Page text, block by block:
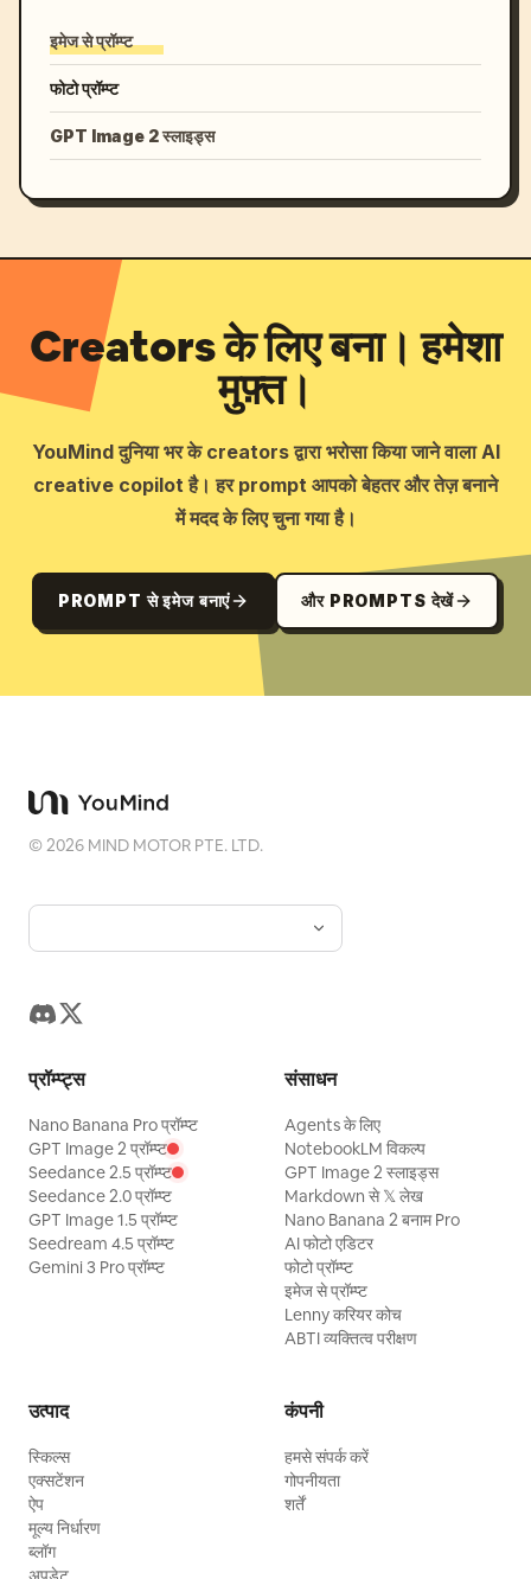
इमेज से प्रॉम्प्ट
फोटो प्रॉम्प्ट
GPT Image 2 स्लाइड्स
Creators के लिए बना। हमेशा
मुफ़्त।
YouMind दुनिया भर के creators द्वारा भरोसा किया जाने वाला AI
creative copilot है। हर prompt आपको बेहतर और तेज़ बनाने
में मदद के लिए चुना गया है।
PROMPT से इमेज बनाएं और PROMPTS देखें
©2026 MIND MOTOR PTE. LTD.
प्रॉम्प्ट्स
Nano Banana Pro प्रॉम्प्ट
GPT Image 2 प्रॉम्प्ट
Seedance 2.5 प्रॉम्प्ट
Seedance 2.0 प्रॉम्प्ट
GPT Image 1.5 प्रॉम्प्ट
Seedream 4.5 प्रॉम्प्ट
Gemini 3 Pro प्रॉम्प्ट
संसाधन
Agents के लिए
NotebookLM विकल्प
GPT Image 2 स्लाइड्स
Markdown से 𝕏 लेख
Nano Banana 2 बनाम Pro
AI फोटो एडिटर
फोटो प्रॉम्प्ट
इमेज से प्रॉम्प्ट
Lenny करियर कोच
ABTI व्यक्तित्व परीक्षण
उत्पाद
स्किल्स
एक्सटेंशन
ऐप
मूल्य निर्धारण
ब्लॉग
कंपनी
हमसे संपर्क करें
गोपनीयता
शर्तें